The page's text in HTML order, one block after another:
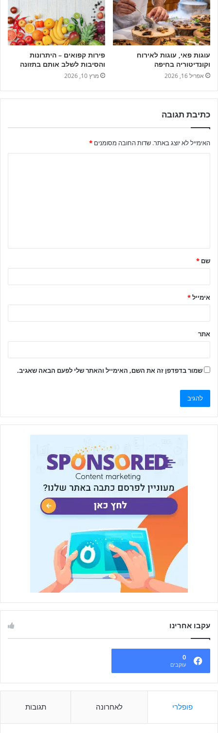
עוגות פאי, עוגות לאירוח
וקונדיטוריה בחיפה
אפריל 16, 2026
פירות קפואים – היתרונות
והסיבות לשלב אותם בתזונה
מרץ 10, 2026
כתיבת תגובה
האימייל לא יוצג באתר. שדות החובה מסומנים *
שם *
אימייל*
אתר
שמור בדפדפן זה את השם, האימייל והאתר שלי לפעם הבאה שאגיב.
עקבו אחרינו
0
עוקבים
פופלרי לאחרונה תגובות